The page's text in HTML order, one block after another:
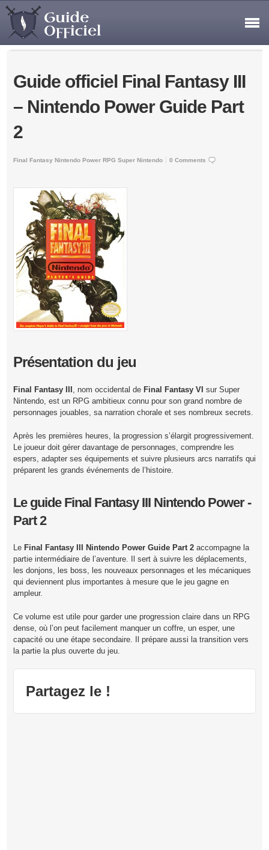
Guide officiel Final Fantasy III
– Nintendo Power Guide Part
2
Final Fantasy Nintendo Power RPG Super Nintendo 0 Comments
Présentation du jeu
Final Fantasy III , nom occidental de Final Fantasy VI sur Super
Nintendo, est un RPG ambitieux connu pour son grand nombre de
personnages jouables, sa narration chorale et ses nombreux secrets.
Après les premières heures, la progression s’élargit progressivement.
Le joueur doit gérer davantage de personnages, comprendre les
espers, adapter ses équipements et suivre plusieurs arcs narratifs qui
préparent les grands événements de l’histoire.
Le guide Final Fantasy III Nintendo Power -
Part 2
Le Final Fantasy III Nintendo Power Guide Part 2accompagne la
partie intermédiaire de l’aventure. Il sert à suivre les déplacements,
les donjons, les boss, les nouveaux personnages et les mécaniques
qui deviennent plus importantes à mesure que le jeu gagne en
ampleur.
Ce volume est utile pour garder une progression claire dans un RPG
dense, où l’on peut facilement manquer un coffre, un esper, une
capacité ou une étape secondaire. Il prépare aussi la transition vers
la partie la plus ouverte du jeu.
Partagez le !